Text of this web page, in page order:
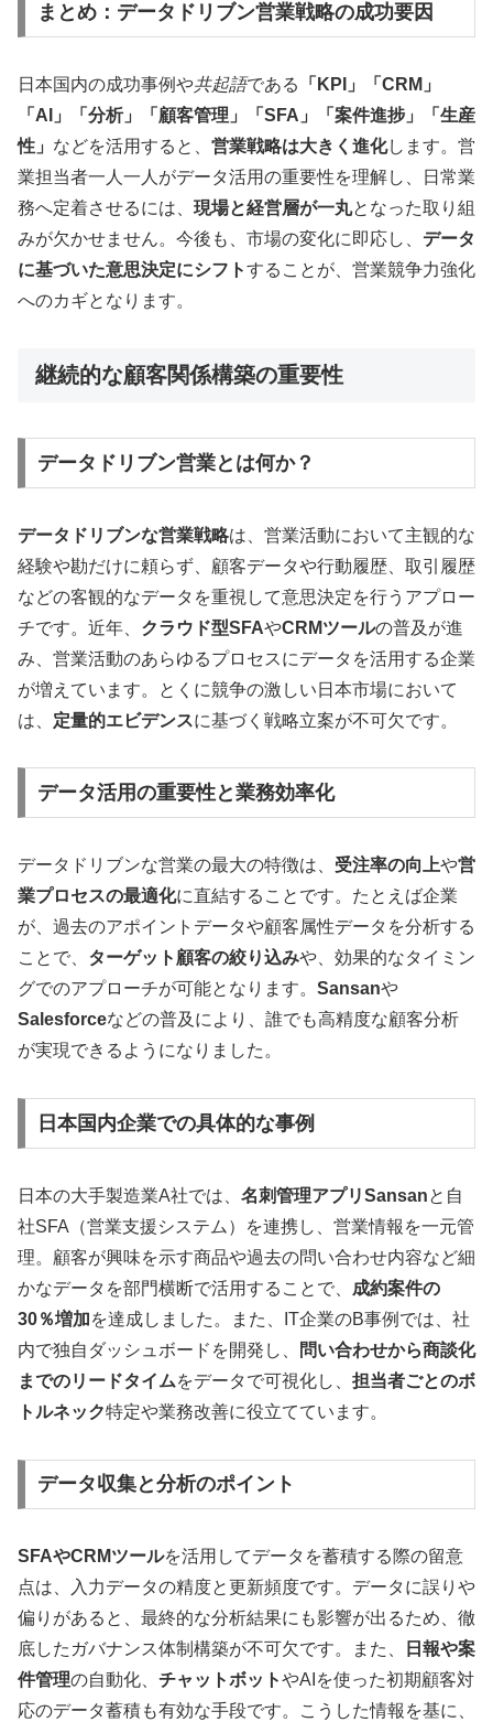
まとめ：データドリブン営業戦略の成功要因
日本国内の成功事例や共起語である
「KPI」「CRM」
「AI」「分析」「顧客管理」「SFA」「案件進捗」「生産
性」 などを活用すると、 営業戦略は大きく進化します。営
業担当者一人一人がデータ活用の重要性を理解し、日常業
務へ定着させるには、 現場と経営層が一丸となった取り組
みが欠かせません。今後も、市場の変化に即応し、 データ
に基づいた意思決定にシフトすることが、営業競争力強化
へのカギとなります。
継続的な顧客関係構築の重要性
データドリブン営業とは何か？
データドリブンな営業戦略は、営業活動において主観的な
経験や勘だけに頼らず、顧客データや行動履歴、取引履歴
などの客観的なデータを重視して意思決定を行うアプロー
チです。近年、 クラウド型SFAやCRMツールの普及が進
み、営業活動のあらゆるプロセスにデータを活用する企業
が増えています。とくに競争の激しい日本市場において
は、 定量的エビデンスに基づく戦略立案が不可欠です。
データ活用の重要性と業務効率化
データドリブンな営業の最大の特徴は、 受注率の向上や営
業プロセスの最適化に直結することです。たとえば企業
が、過去のアポイントデータや顧客属性データを分析する
ことで、 ターゲット顧客の絞り込みや、効果的なタイミン
グでのアプローチが可能となります。 Sansanや
Salesforceなどの普及により、誰でも高精度な顧客分析
が実現できるようになりました。
日本国内企業での具体的な事例
日本の大手製造業A社では、 名刺管理アプリSansanと自
社SFA（営業支援システム）を連携し、営業情報を一元管
理。顧客が興味を示す商品や過去の問い合わせ内容など細
かなデータを部門横断で活用することで、 成約案件の
30％増加を達成しました。また、IT企業のB事例では、社
内で独自ダッシュボードを開発し、
問い合わせから商談化
までのリードタイムをデータで可視化し、 担当者ごとのボ
トルネック特定や業務改善に役立てています。
データ収集と分析のポイント
SFAやCRMツールを活用してデータを蓄積する際の留意
点は、入力データの精度と更新頻度です。データに誤りや
偏りがあると、最終的な分析結果にも影響が出るため、徹
底したガバナンス体制構築が不可欠です。また、
日報や案
件管理の自動化、 チャットボットやAIを使った初期顧客対
応のデータ蓄積も有効な手段です。こうした情報を基に、